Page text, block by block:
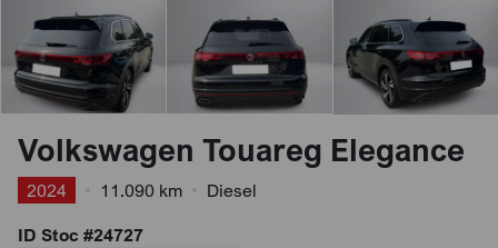
Volkswagen Touareg Elegance
2024 11.090 km
Diesel
ID Stoc #24727